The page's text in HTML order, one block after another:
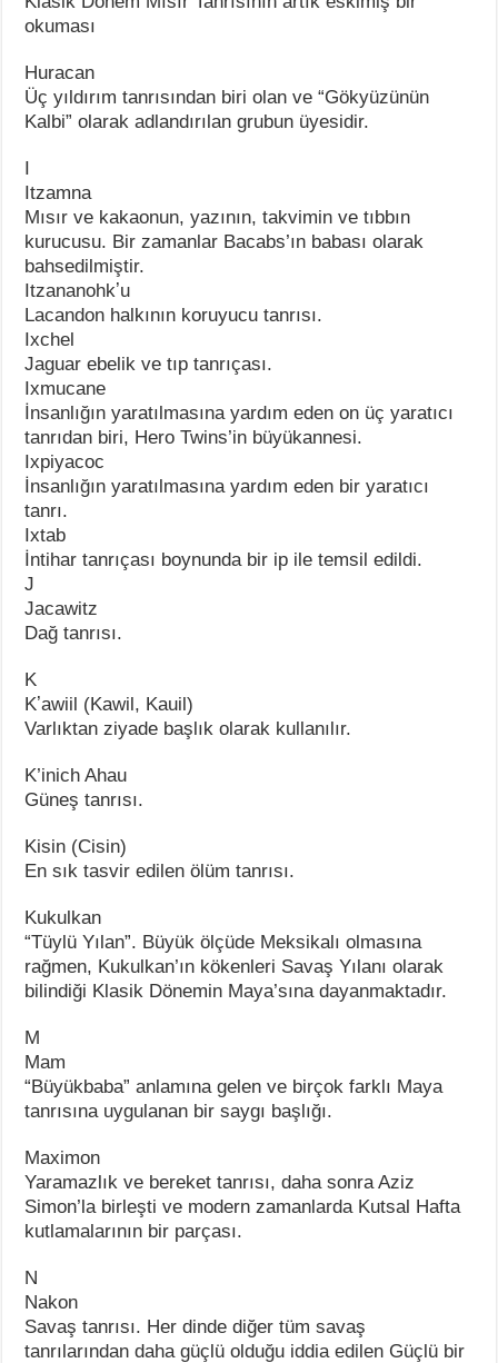
okuması
Huracan
Üç yıldırım tanrısından biri olan ve “Gökyüzünün
Kalbi” olarak adlandırılan grubun üyesidir.
I
Itzamna
Mısır ve kakaonun, yazının, takvimin ve tıbbın
kurucusu. Bir zamanlar Bacabs’ın babası olarak
bahsedilmiştir.
Itzananohkʼu
Lacandon halkının koruyucu tanrısı.
Ixchel
Jaguar ebelik ve tıp tanrıçası.
Ixmucane
İnsanlığın yaratılmasına yardım eden on üç yaratıcı
tanrıdan biri, Hero Twins’in büyükannesi.
Ixpiyacoc
İnsanlığın yaratılmasına yardım eden bir yaratıcı
tanrı.
Ixtab
İntihar tanrıçası boynunda bir ip ile temsil edildi.
J
Jacawitz
Dağ tanrısı.
K
Kʼawiil (Kawil, Kauil)
Varlıktan ziyade başlık olarak kullanılır.
K’inich Ahau
Güneş tanrısı.
Kisin (Cisin)
En sık tasvir edilen ölüm tanrısı.
Kukulkan
“Tüylü Yılan”. Büyük ölçüde Meksikalı olmasına
rağmen, Kukulkan’ın kökenleri Savaş Yılanı olarak
bilindiği Klasik Dönemin Maya’sına dayanmaktadır.
M
Mam
“Büyükbaba” anlamına gelen ve birçok farklı Maya
tanrısına uygulanan bir saygı başlığı.
Maximon
Yaramazlık ve bereket tanrısı, daha sonra Aziz
Simon’la birleşti ve modern zamanlarda Kutsal Hafta
kutlamalarının bir parçası.
N
Nakon
Savaş tanrısı. Her dinde diğer tüm savaş
tanrılarından daha güçlü olduğu iddia edilen Güçlü bir